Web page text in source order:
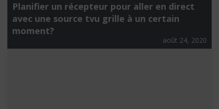
Planifier un récepteur pour aller en direct
avec une source tvu grille à un certain
moment?
août 24, 2020